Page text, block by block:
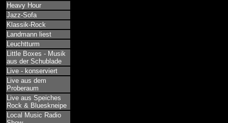
Heavy Hour
Jazz-Sofa
Klassik-Rock
Landmann liest
Leuchtturm
Little Boxes - Musik
aus der Schublade
Live - konserviert
Live aus dem
Proberaum
Live aus Speiches
Rock & Blueskneipe
Local Music Radio